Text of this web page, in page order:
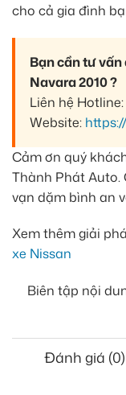
cho cả gia đình
Bạn cần tư
Navara 2010 ?
Liên hệ
Website:
Cảm ơn quý
Thành Phát
vạn dặm bình an
Xem thêm giải
xe Nissan
Biên tập nội
Đánh giá (0)